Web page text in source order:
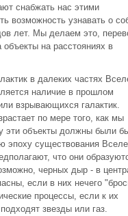
снабжать нас этими
возможность узнавать о
лет. Мы делаем это,
на расстояниях в
в далеких частях
наличие в прошлом
взрывающихся галактик.
по мере того, как мы
эти объекты должны были
эпоху существования
что они
черных дыр - в
если в них нечего
процессы, если к их
звезды или газ.